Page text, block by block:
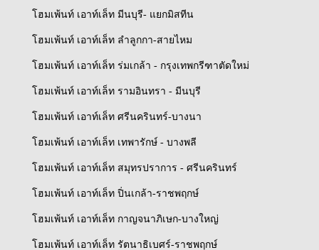
โฮมเพ้นท์ เอาท์เล็ท มีนบุรี- แยกมิสทีน
โฮมเพ้นท์ เอาท์เล็ท ลำลูกกา-สายไหม
โฮมเพ้นท์ เอาท์เล็ท ร่มเกล้า - กรุงเทพกรีฑาตัดใหม่
โฮมเพ้นท์ เอาท์เล็ท รามอินทรา - มีนบุรี
โฮมเพ้นท์ เอาท์เล็ท ศรีนครินทร์-บางนา
โฮมเพ้นท์ เอาท์เล็ท เทพารักษ์ - บางพลี
โฮมเพ้นท์ เอาท์เล็ท สมุทรปราการ - ศรีนครินทร์
โฮมเพ้นท์ เอาท์เล็ท ปิ่นเกล้า-ราชพฤกษ์
โฮมเพ้นท์ เอาท์เล็ท กาญจนาภิเษก-บางใหญ่
โฮมเพ้นท์ เอาท์เล็ท รัตนาธิเบศร์-ราชพฤกษ์